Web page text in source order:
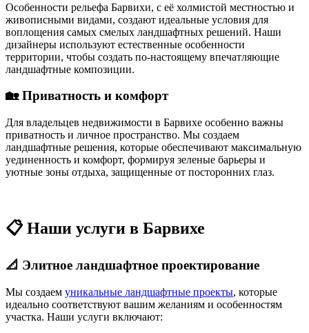
Особенности рельефа Барвихи, с её холмистой местностью и
живописными видами, создают идеальные условия для
воплощения самых смелых ландшафтных решений. Наши
дизайнеры используют естественные особенности
территории, чтобы создать по-настоящему впечатляющие
ландшафтные композиции.
🏡 Приватность и комфорт
Для владельцев недвижимости в Барвихе особенно важны
приватность и личное пространство. Мы создаем
ландшафтные решения, которые обеспечивают максимальную
уединенность и комфорт, формируя зеленые барьеры и
уютные зоны отдыха, защищенные от посторонних глаз.
📋 Наши услуги в Барвихе
📐 Элитное ландшафтное проектирование
Мы создаем уникальные ландшафтные проекты, которые
идеально соответствуют вашим желаниям и особенностям
участка. Наши услуги включают: